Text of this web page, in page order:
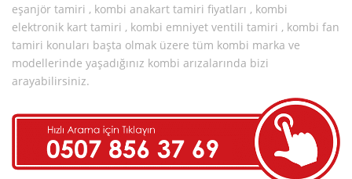
eşanjör tamiri , kombi anakart tamiri fiyatları , kombi
elektronik kart tamiri , kombi emniyet ventili tamiri , kombi fan
tamiri konuları başta olmak üzere tüm kombi marka ve
modellerinde yaşadığınız kombi arızalarında bizi
arayabilirsiniz.